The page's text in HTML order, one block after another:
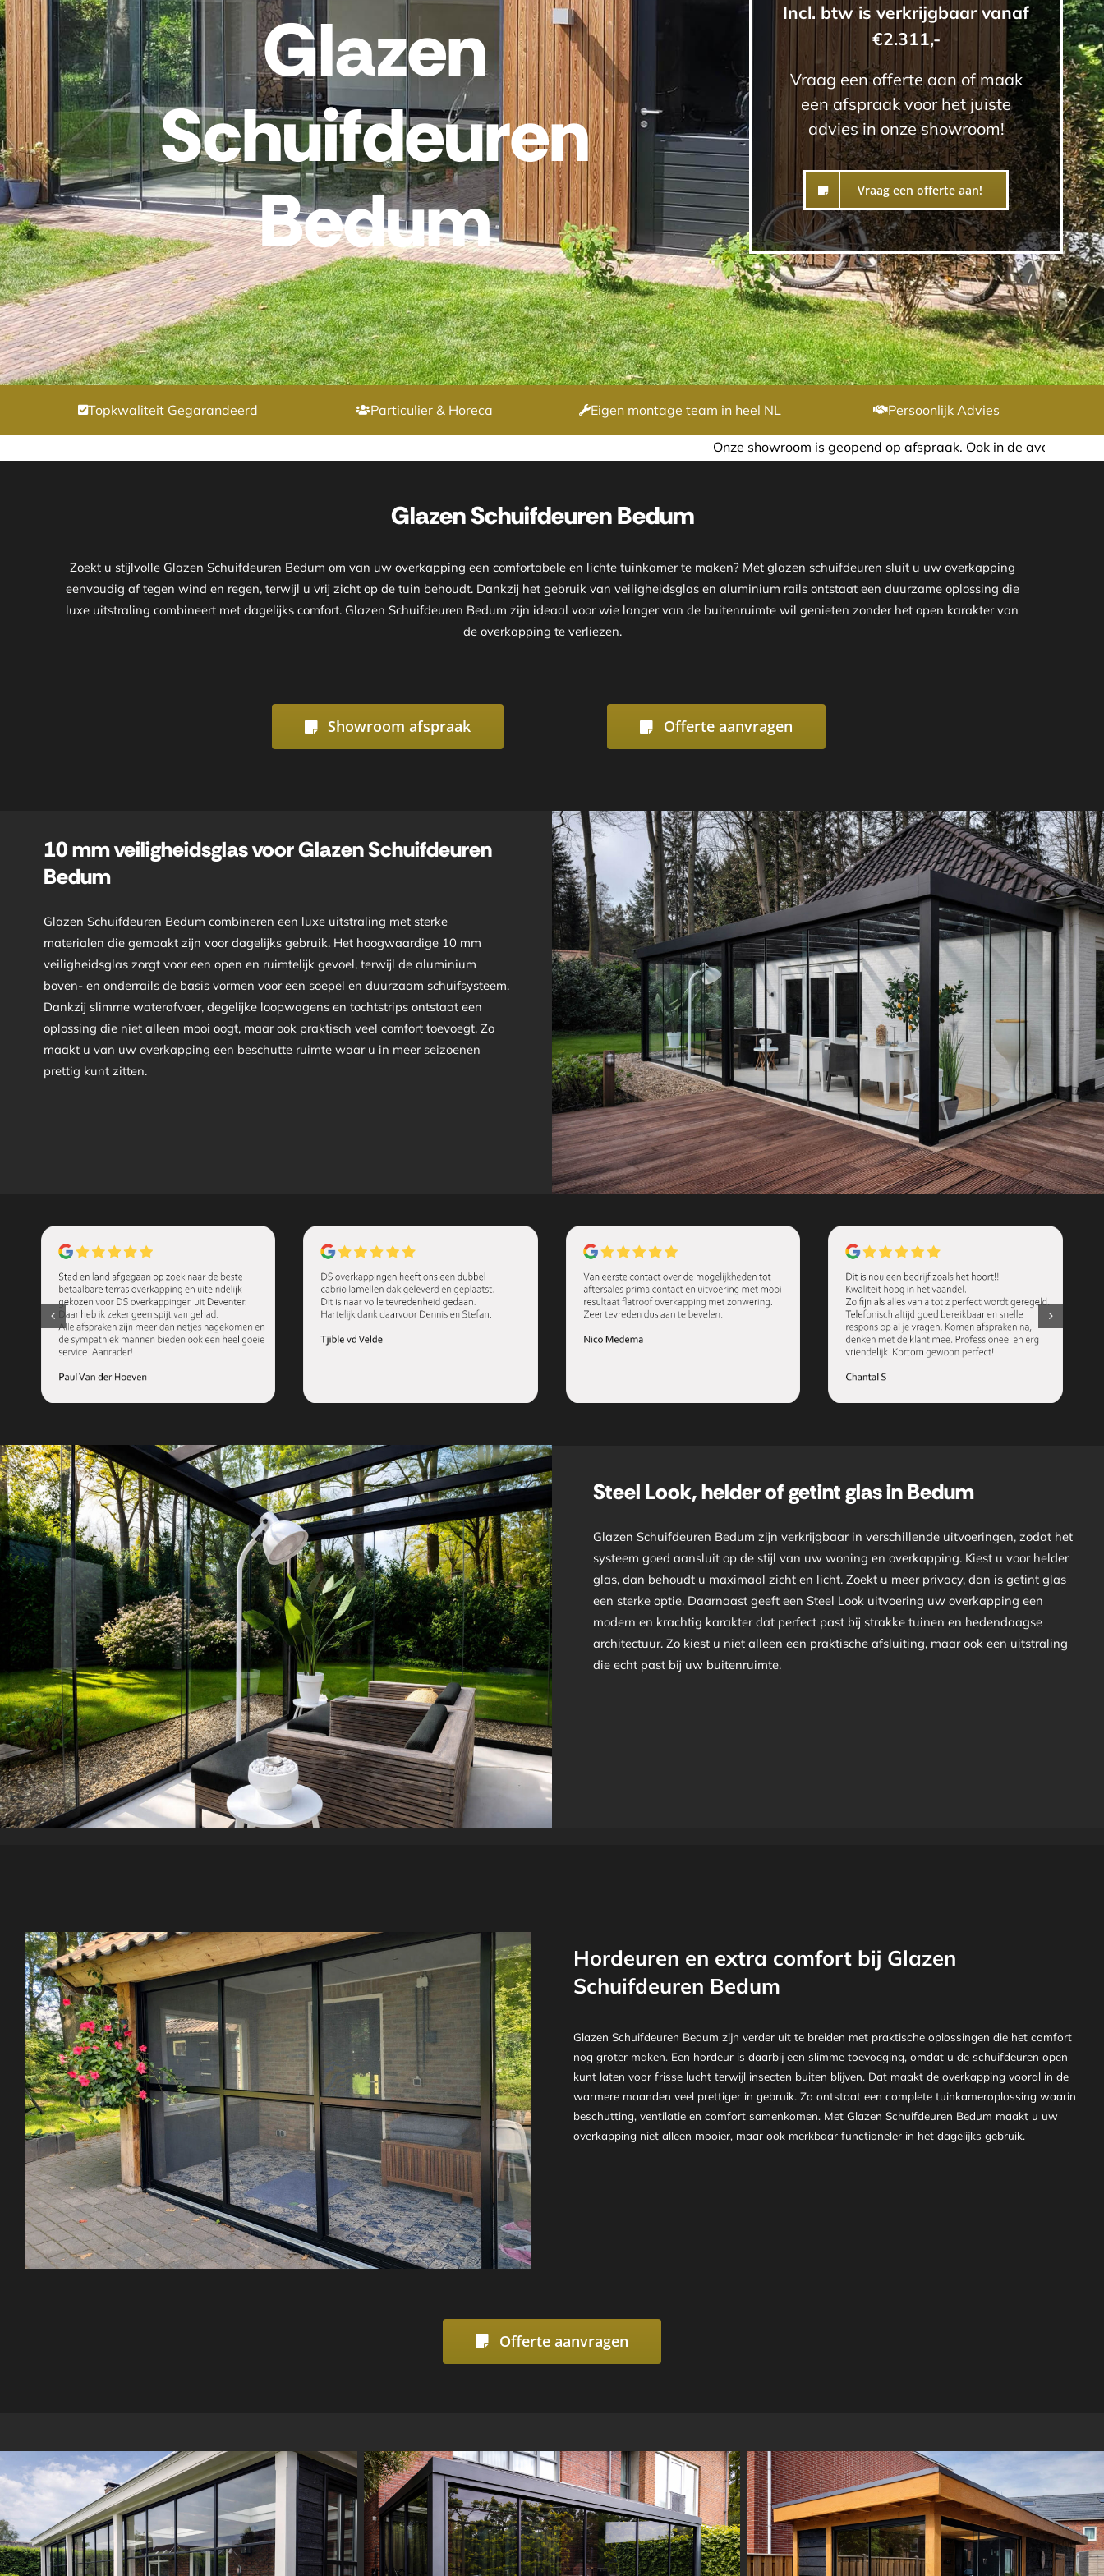
Glazen
Schuifdeuren
Bedum
Incl. btw is verkrijgbaar vanaf
€2.311,-
Vraag een offerte aan of maak
een afspraak voor het juiste
advies in onze showroom!
Vraag een offerte aan!
Topkwaliteit Gegarandeerd Particulier & Horeca Eigen montage team in heel NL Persoonlijk Advies
Onze showroom is geopend op afspraak. Ook in de avond of in het weekend nemen wij
Glazen Schuifdeuren Bedum
Zoekt u stijlvolle Glazen Schuifdeuren Bedum om van uw overkapping een comfortabele en lichte tuinkamer te maken? Met glazen schuifdeuren sluit u uw overkapping
eenvoudig af tegen wind en regen, terwijl u vrij zicht op de tuin behoudt. Dankzij het gebruik van veiligheidsglas en aluminium rails ontstaat een duurzame oplossing die
luxe uitstraling combineert met dagelijks comfort. Glazen Schuifdeuren Bedum zijn ideaal voor wie langer van de buitenruimte wil genieten zonder het open karakter van
de overkapping te verliezen.
Showroom afspraak Offerte aanvragen
10 mm veiligheidsglas voor Glazen Schuifdeuren
Bedum
Glazen Schuifdeuren Bedum combineren een luxe uitstraling met sterke
materialen die gemaakt zijn voor dagelijks gebruik. Het hoogwaardige 10 mm
veiligheidsglas zorgt voor een open en ruimtelijk gevoel, terwijl de aluminium
boven- en onderrails de basis vormen voor een soepel en duurzaam schuifsysteem.
Dankzij slimme waterafvoer, degelijke loopwagens en tochtstrips ontstaat een
oplossing die niet alleen mooi oogt, maar ook praktisch veel comfort toevoegt. Zo
maakt u van uw overkapping een beschutte ruimte waar u in meer seizoenen
prettig kunt zitten.
Steel Look, helder of getint glas in Bedum
Glazen Schuifdeuren Bedum zijn verkrijgbaar in verschillende uitvoeringen, zodat het
systeem goed aansluit op de stijl van uw woning en overkapping. Kiest u voor helder
glas, dan behoudt u maximaal zicht en licht. Zoekt u meer privacy, dan is getint glas
een sterke optie. Daarnaast geeft een Steel Look uitvoering uw overkapping een
modern en krachtig karakter dat perfect past bij strakke tuinen en hedendaagse
architectuur. Zo kiest u niet alleen een praktische afsluiting, maar ook een uitstraling
die echt past bij uw buitenruimte.
Hordeuren en extra comfort bij Glazen
Schuifdeuren Bedum
Glazen Schuifdeuren Bedum zijn verder uit te breiden met praktische oplossingen die het comfort
nog groter maken. Een hordeur is daarbij een slimme toevoeging, omdat u de schuifdeuren open
kunt laten voor frisse lucht terwijl insecten buiten blijven. Dat maakt de overkapping vooral in de
warmere maanden veel prettiger in gebruik. Zo ontstaat een complete tuinkameroplossing waarin
beschutting, ventilatie en comfort samenkomen. Met Glazen Schuifdeuren Bedum maakt u uw
overkapping niet alleen mooier, maar ook merkbaar functioneler in het dagelijks gebruik.
Offerte aanvragen